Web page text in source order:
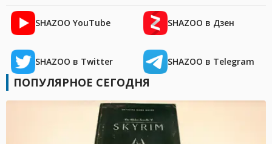
SHAZOO YouTube SHAZOO в Дзен
SHAZOO в Twitter SHAZOO в Telegram
ПОПУЛЯРНОЕ СЕГОДНЯ